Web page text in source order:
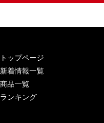
トップページ
新着情報一覧
商品一覧
ランキング